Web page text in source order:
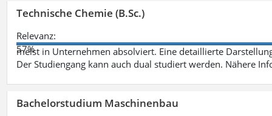
Technische Chemie (B.Sc.)
Relevanz:
57%
meist in Unternehmen absolviert. Eine detaillierte
Der Studiengang kann auch dual studiert werden. Nähere
Bachelorstudium Maschinenbau